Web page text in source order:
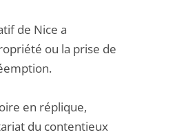
de Nice a
ou la prise de
en réplique,
du contentieux